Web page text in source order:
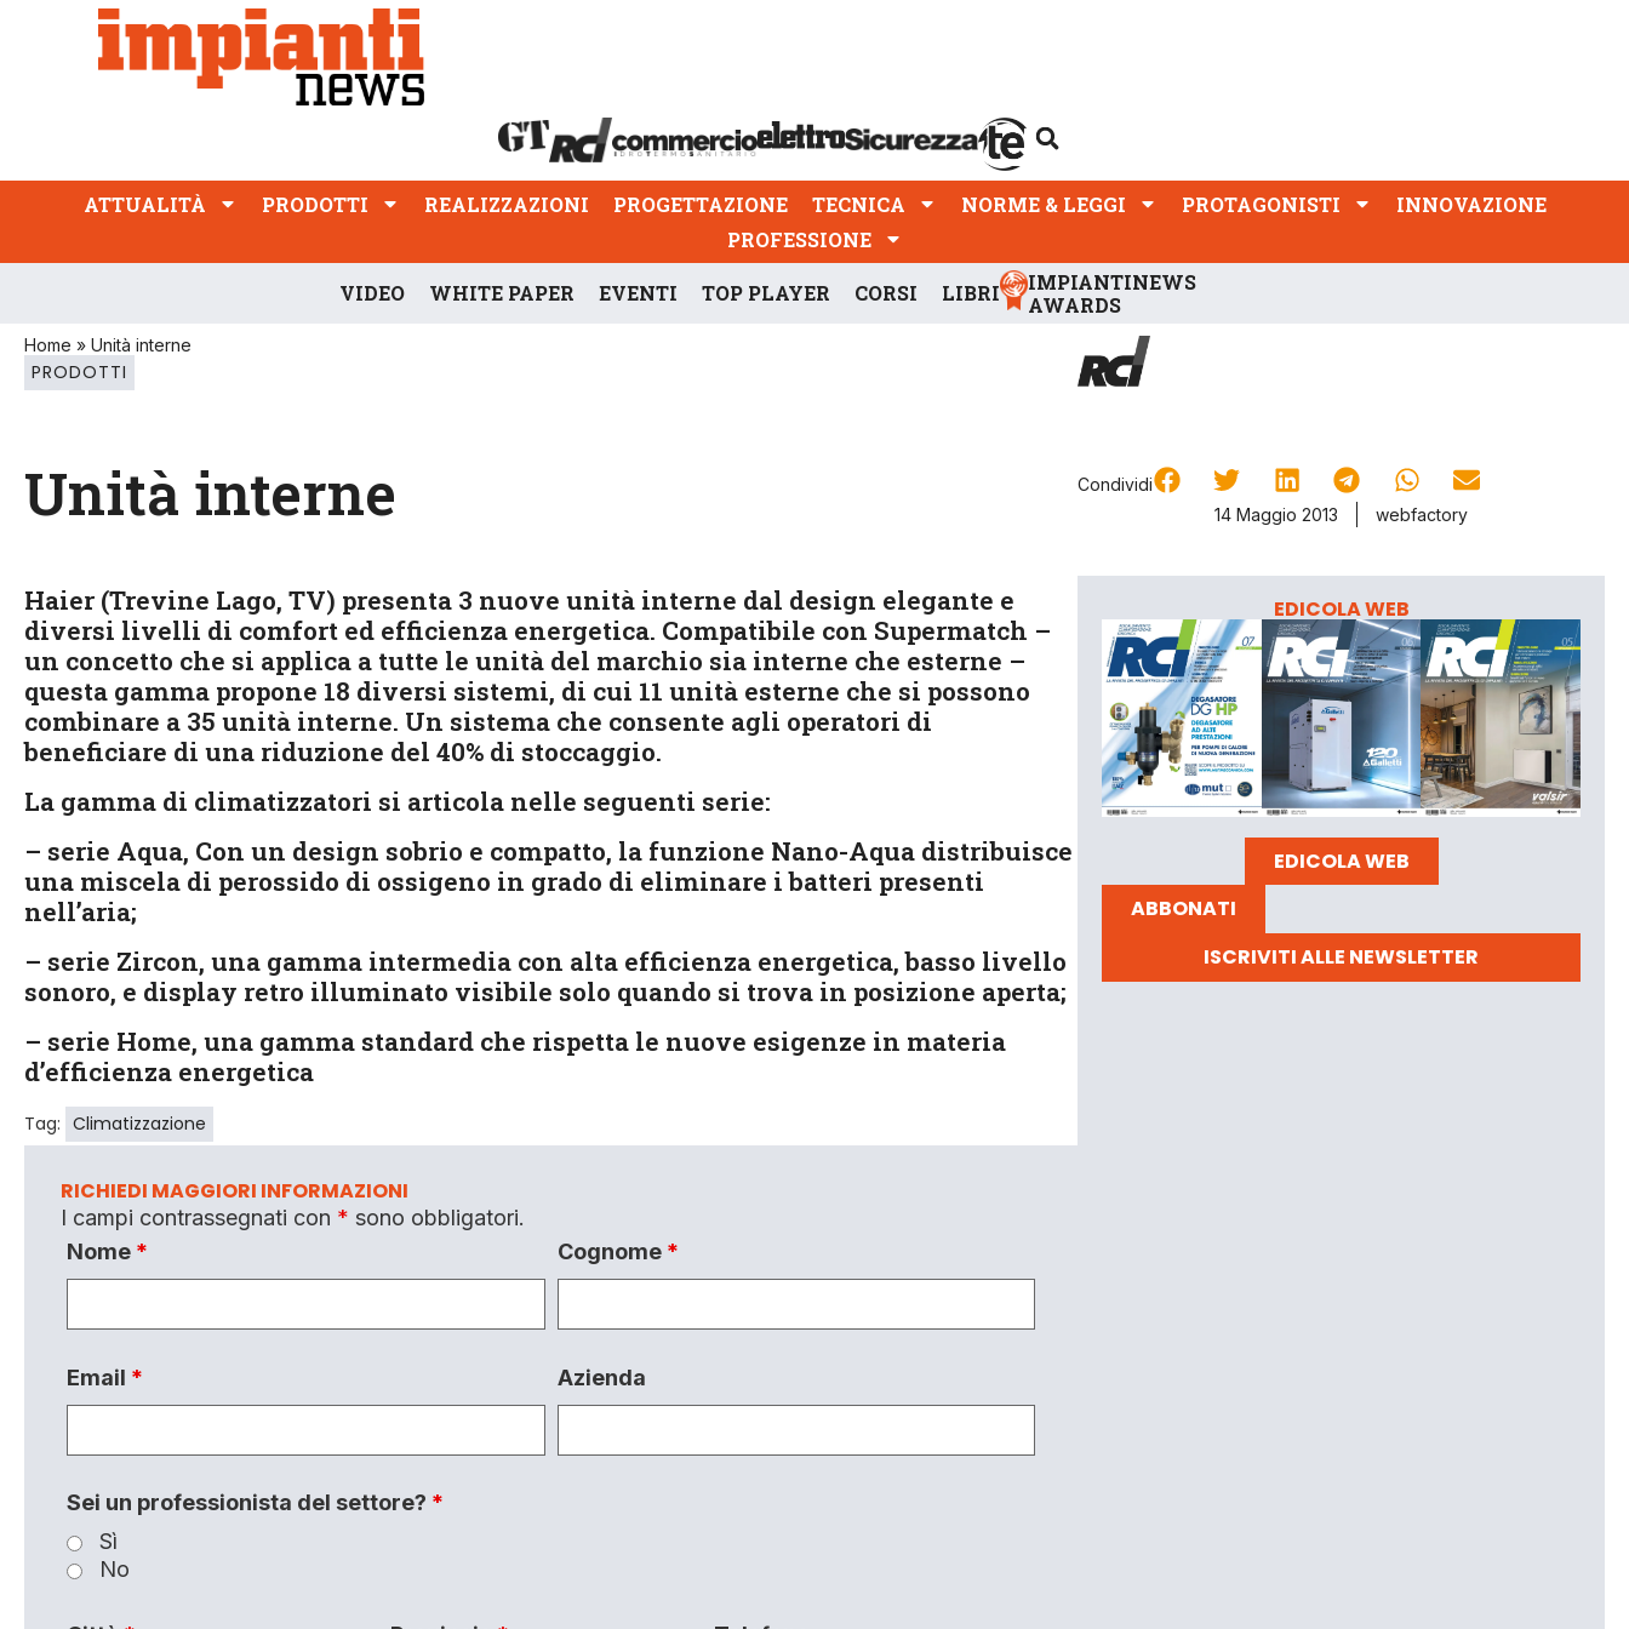
ATTUALITÀ PRODOTTI REALIZZAZIONI
PROFESSIONE
ATTUALITÀ PRODOTTI REALIZZAZIONI PROGETTAZIONE TECNICA NORME & LEGGI PROTAGONISTI
INNOVAZIONE
PROFESSIONE
VIDEO WHITE PAPER EVENTI TOP PLAYER CORSI LIBRI
IMPIANTINEWS
AWARDS
Home » Unità interne
PRODOTTI
Unità interne
Condividi
14 Maggio 2013
webfactory
Haier (Trevine Lago, TV) presenta 3 nuove unità interne dal design elegante e
diversi livelli di comfort ed efficienza energetica. Compatibile con Supermatch –
un concetto che si applica a tutte le unità del marchio sia interne che esterne –
questa gamma propone 18 diversi sistemi, di cui 11 unità esterne che si possono
combinare a 35 unità interne. Un sistema che consente agli operatori di
beneficiare di una riduzione del 40% di stoccaggio.
La gamma di climatizzatori si articola nelle seguenti serie:
– serie Aqua, Con un design sobrio e compatto, la funzione Nano-Aqua distribuisce
una miscela di perossido di ossigeno in grado di eliminare i batteri presenti
nell’aria;
– serie Zircon, una gamma intermedia con alta efficienza energetica, basso livello
sonoro, e display retro illuminato visibile solo quando si trova in posizione aperta;
– serie Home, una gamma standard che rispetta le nuove esigenze in materia
d’efficienza energetica
Tag: Climatizzazione
RICHIEDI MAGGIORI INFORMAZIONI
I campi contrassegnati con * sono obbligatori.
Nome * Cognome *
Email * Azienda
Sei un professionista del settore? *
Sì
No
EDICOLA WEB
EDICOLA WEB
ABBONATI
ISCRIVITI ALLE NEWSLETTER